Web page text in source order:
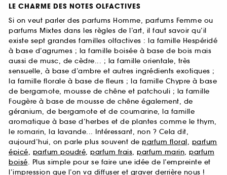
LE CHARME DES NOTES OLFACTIVES
Si on veut parler des parfums Homme, parfums Femme ou
parfums Mixtes dans les règles de l’art, il faut savoir qu’il
existe sept grandes familles olfactives : la famille Hespéridé
à base d’agrumes ; la famille boisée à base de bois mais
aussi de musc, de cèdre... ; la famille orientale, très
sensuelle, à base d’ambre et autres ingrédients exotiques ;
la famille florale à base de fleurs ; la famille Chypre à base
de bergamote, mousse de chêne et patchouli ; la famille
Fougère à base de mousse de chêne également, de
géranium, de bergamote et de coumarine, la famille
aromatique à base d’herbes et de plantes comme le thym,
le romarin, la lavande... Intéressant, non ? Cela dit,
aujourd’hui, on parle plus souvent de parfum floral, parfum
épicé, parfum poudré, parfum frais, parfum marin, parfum
boisé. Plus simple pour se faire une idée de l’empreinte et
l’impression que l’on va diffuser et graver derrière nous !